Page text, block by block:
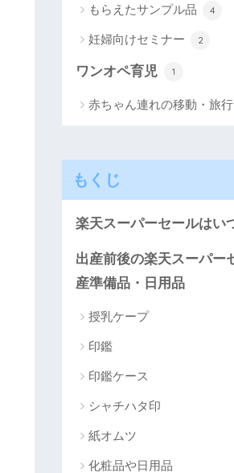
もらえたサンプル品 4
妊婦向けセミナー 2
ワンオペ育児 1
赤ちゃん連れの移動・旅行
もくじ
楽天スーパーセールはい
出産前後の楽天スーパー
産準備品・日用品
授乳ケープ
印鑑
印鑑ケース
シャチハタ印
紙オムツ
化粧品や日用品